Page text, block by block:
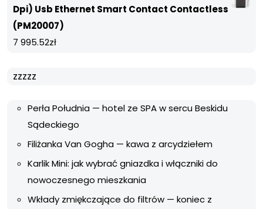
Dpi) Usb Ethernet Smart Contact Contactless
(PM20007)
7 995.52zł
zzzzz
Perła Południa — hotel ze SPA w sercu Beskidu
Sądeckiego
Filiżanka Van Gogha — kawa z arcydziełem
Karlik Mini: jak wybrać gniazdka i włączniki do
nowoczesnego mieszkania
Wkłady zmiękczające do filtrów — koniec z